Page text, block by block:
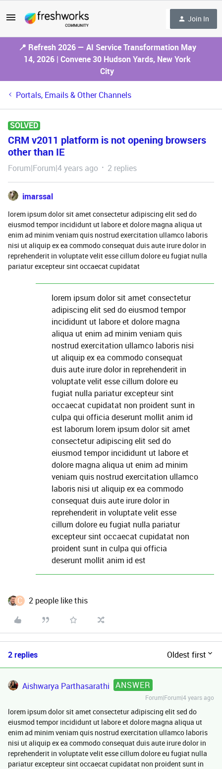
Join In
📍 Refresh 2026 — AI Service Transformation May
14, 2026 | Convene 30 Hudson Yards, New York
City
Portals, Emails & Other Channels
SOLVED
CRM v2011 platform is not opening browsers
other than IE
Forum|Forum|4 years ago 2 replies
imarssal
lorem ipsum dolor sit amet consectetur adipiscing elit sed do
eiusmod tempor incididunt ut labore et dolore magna aliqua ut
enim ad minim veniam quis nostrud exercitation ullamco laboris
nisi ut aliquip ex ea commodo consequat duis aute irure dolor in
reprehenderit in voluptate velit esse cillum dolore eu fugiat nulla
pariatur excepteur sint occaecat cupidatat
lorem ipsum dolor sit amet consectetur
adipiscing elit sed do eiusmod tempor
incididunt ut labore et dolore magna
aliqua ut enim ad minim veniam quis
nostrud exercitation ullamco laboris nisi
ut aliquip ex ea commodo consequat
duis aute irure dolor in reprehenderit in
voluptate velit esse cillum dolore eu
fugiat nulla pariatur excepteur sint
occaecat cupidatat non proident sunt in
culpa qui officia deserunt mollit anim id
est laborum lorem ipsum dolor sit amet
consectetur adipiscing elit sed do
eiusmod tempor incididunt ut labore et
dolore magna aliqua ut enim ad minim
veniam quis nostrud exercitation ullamco
laboris nisi ut aliquip ex ea commodo
consequat duis aute irure dolor in
reprehenderit in voluptate velit esse
cillum dolore eu fugiat nulla pariatur
excepteur sint occaecat cupidatat non
proident sunt in culpa qui officia
deserunt mollit anim id est
C 2 people like this
2 replies Oldest first
Aishwarya Parthasarathi ANSWER
Forum|Forum|4 years ago
lorem ipsum dolor sit amet consectetur adipiscing elit sed do
eiusmod tempor incididunt ut labore et dolore magna aliqua ut
enim ad minim veniam quis nostrud exercitation ullamco laboris
nisi ut aliquip ex ea commodo consequat duis aute irure dolor in
reprehenderit in voluptate velit esse cillum dolore eu fugiat nulla
pariatur excepteur sint occaecat cupidatat non proident sunt in